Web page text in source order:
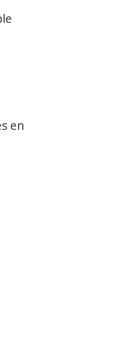
en